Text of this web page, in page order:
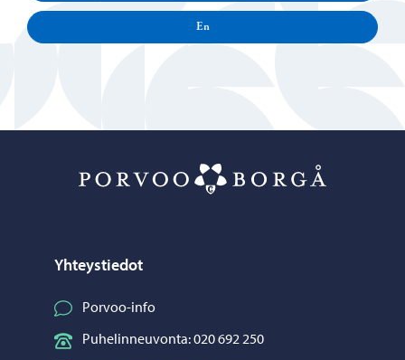
En
Yhteystiedot
Porvoo-info
Puhelinneuvonta: 020 692 250